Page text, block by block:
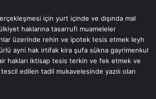
için yurt içinde ve dışında mal
haklarına tasarrufi muameleler
üzerinde rehin ve ipotek tesis etmek leyh
ayni hak irtifak kira şufa sükna gayrimenkul
hakları iktisap tesis terkin ve fek etmek ve
edilen tadil mukavelesinde yazılı olan